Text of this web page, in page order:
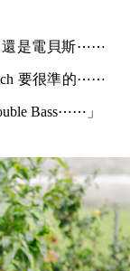
還是電貝斯⋯⋯
要很準的⋯⋯
Bass⋯⋯」